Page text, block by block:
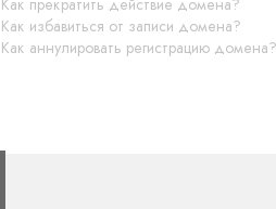
Как прекратить действие домена?
Как избавиться от записи домена?
Как аннулировать регистрацию домена?